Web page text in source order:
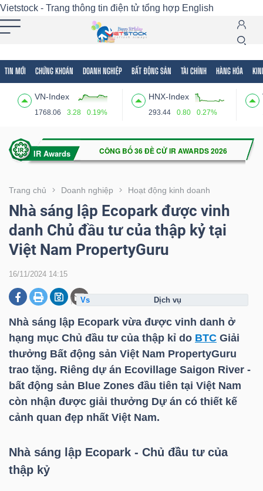
Vietstock - Trang thông tin điện tử tổng hợp English
TIN MỚI CHỨNG KHOÁN DOANH NGHIỆP BẤT ĐỘNG SẢN TÀI CHÍNH HÀNG HÓA
VN-Index
1768.06 3.28 0.19%
HNX-Index
293.44 0.80 0.27%
Trang chủ Doanh nghiệp Hoạt động kinh doanh
Nhà sáng lập Ecopark được vinh
danh Chủ đầu tư của thập kỷ tại
Việt Nam PropertyGuru
16/11/2024 14:15
Nhà sáng lập Ecopark vừa được vinh danh ở
hạng mục Chủ đầu tư của thập kỉ do BTC Giải
thưởng Bất động sản Việt Nam PropertyGuru
trao tặng. Riêng dự án Ecovillage Saigon River -
bất động sản Blue Zones đầu tiên tại Việt Nam
còn nhận được giải thưởng Dự án có thiết kế
cảnh quan đẹp nhất Việt Nam.
Nhà sáng lập Ecopark - Chủ đầu tư của
thập kỷ
dịch vụ
Tất cả Tính năng Ngành Mã chứng khoán
Tính
(-)
VIETSTOCK
CHỨNG
KHOÁN
DOANH
NGHIỆP
BẤT
ĐỘNG
SẢN
CHÍNH